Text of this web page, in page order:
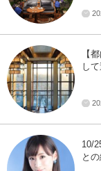
【
し
10/
と